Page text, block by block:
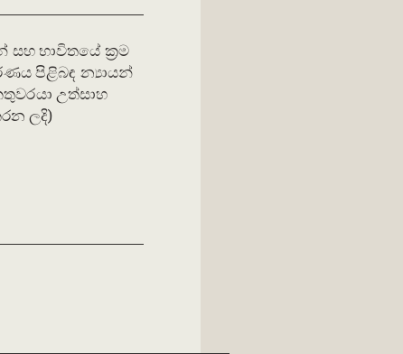
සහ භාවිතයේ ක්‍රම
පිළිබඳ න්‍යායන්
උත්සාහ
ලදි)